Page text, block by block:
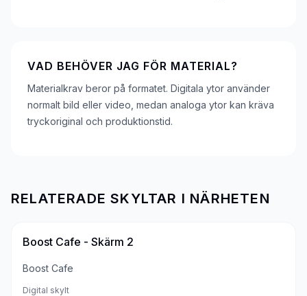
VAD BEHÖVER JAG FÖR MATERIAL?
Materialkrav beror på formatet. Digitala ytor använder
normalt bild eller video, medan analoga ytor kan kräva
tryckoriginal och produktionstid.
RELATERADE SKYLTAR I NÄRHETEN
Boost Cafe - Skärm 2
Boost Cafe
Digital skylt